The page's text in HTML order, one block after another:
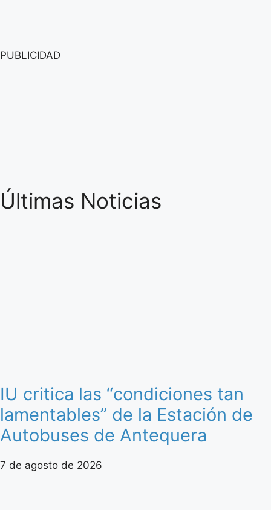
PUBLICIDAD
Últimas Noticias
IU critica las “condiciones tan
lamentables” de la Estación de
Autobuses de Antequera
7 de agosto de 2026